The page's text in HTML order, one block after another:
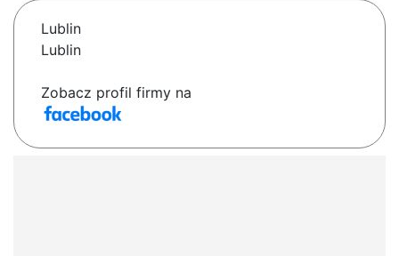
Lublin
Lublin
Zobacz profil firmy na